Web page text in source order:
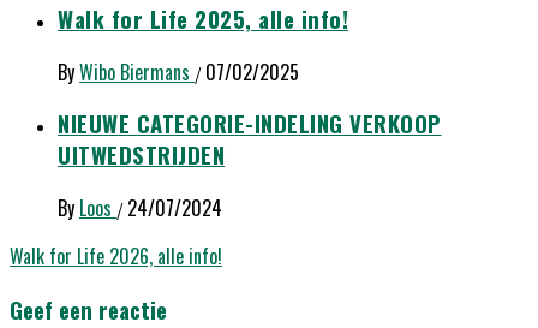
Walk for Life 2025, alle info!
ByWibo Biermans / 07/02/2025
NIEUWE CATEGORIE-INDELING VERKOOP
UITWEDSTRIJDEN
By Loos / 24/07/2024
Bericht
navigatie
Walk for Life 2026, alle info!
Geef een reactie